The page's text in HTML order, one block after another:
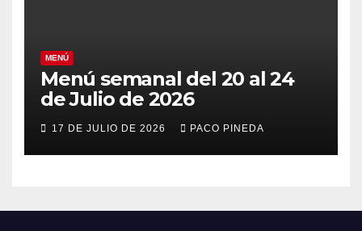
MENÚ
Menú semanal del 20 al 24
de Julio de 2026
17 DE JULIO DE 2026 PACO PINEDA